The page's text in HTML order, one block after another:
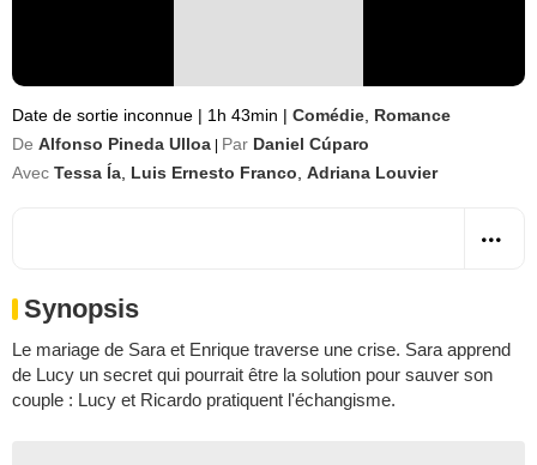
Date de sortie inconnue | 1h 43min | Comédie Romance
De Alfonso Pineda Ulloa Par Daniel Cúparo
Avec Tessa Ía Luis Ernesto Franco Adriana Louvier
Synopsis
Le mariage de Sara et Enrique traverse une crise. Sara apprend
de Lucy un secret qui pourrait être la solution pour sauver son
couple : Lucy et Ricardo pratiquent l'échangisme.